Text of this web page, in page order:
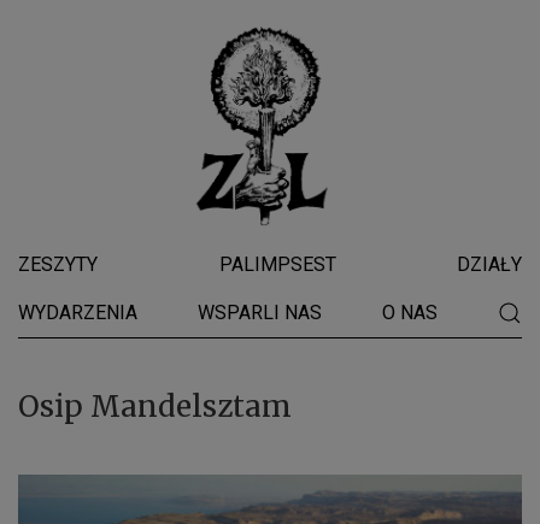
ZESZYTY PALIMPSEST DZIAŁY
WYDARZENIA WSPARLI NAS O NAS
Osip Mandelsztam